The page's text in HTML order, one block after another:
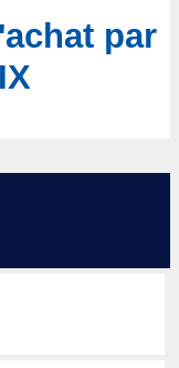
par